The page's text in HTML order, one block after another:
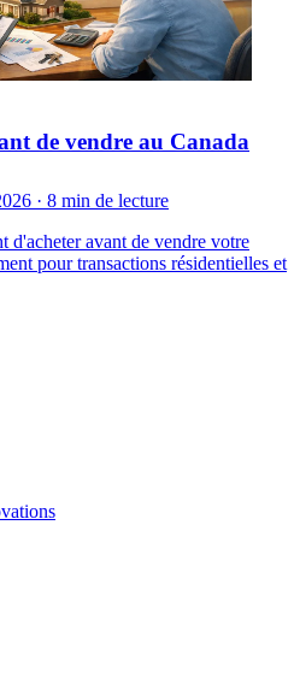
de vendre au Canada
· 8 min de lecture
d'acheter avant de vendre votre
pour transactions résidentielles et